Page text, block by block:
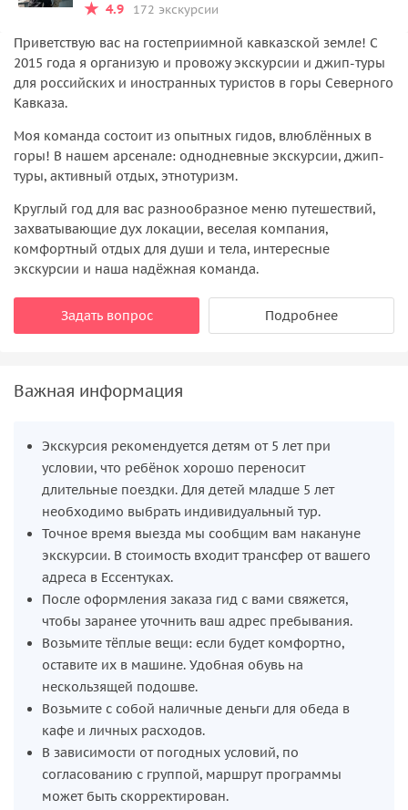
4.9
172 экскурсии
Приветствую вас на гостеприимной кавказской земле! С
2015 года я организую и провожу экскурсии и джип-туры
для российских и иностранных туристов в горы Северного
Кавказа.
Моя команда состоит из опытных гидов, влюблённых в
горы! В нашем арсенале: однодневные экскурсии, джип-
туры, активный отдых, этнотуризм.
Круглый год для вас разнообразное меню путешествий,
захватывающие дух локации, веселая компания,
комфортный отдых для души и тела, интересные
экскурсии и наша надёжная команда.
Задать вопрос Подробнее
Важная информация
Экскурсия рекомендуется детям от 5 лет при
условии, что ребёнок хорошо переносит
длительные поездки. Для детей младше 5 лет
необходимо выбрать индивидуальный тур.
Точное время выезда мы сообщим вам накануне
экскурсии. В стоимость входит трансфер от вашего
адреса в Ессентуках.
После оформления заказа гид с вами свяжется,
чтобы заранее уточнить ваш адрес пребывания.
Возьмите тёплые вещи: если будет комфортно,
оставите их в машине. Удобная обувь на
нескользящей подошве.
Возьмите с собой наличные деньги для обеда в
кафе и личных расходов.
В зависимости от погодных условий, по
согласованию с группой, маршрут программы
может быть скорректирован.